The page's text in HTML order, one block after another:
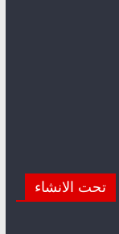
تحت الانشاء